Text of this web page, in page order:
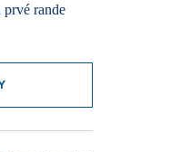
prvé rande